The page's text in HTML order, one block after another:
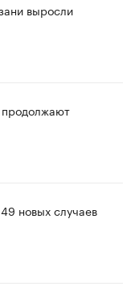
выросли
продолжают
новых случаев